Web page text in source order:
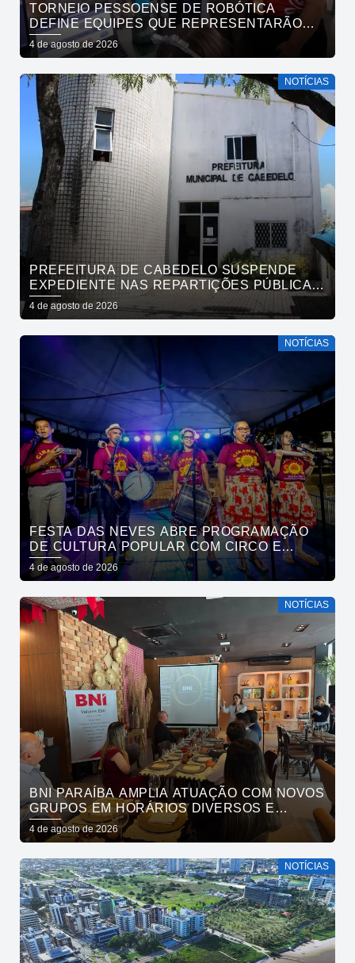
TORNEIO PESSOENSE DE ROBÓTICA
DEFINE EQUIPES QUE REPRESENTARÃO
JOÃO PESSOA EM COMPETIÇÕES NACIONAL
E REGIONAL
4 de agosto de 2026
NOTÍCIAS
PREFEITURA DE CABEDELO SUSPENDE
EXPEDIENTE NAS REPARTIÇÕES PÚBLICAS
MUNICIPAIS NESTA QUARTA-FEIRA (5)
4 de agosto de 2026
NOTÍCIAS
FESTA DAS NEVES ABRE PROGRAMAÇÃO
DE CULTURA POPULAR COM CIRCO E
CIRANDA NO PARQUE SOLON DE LUCENA
4 de agosto de 2026
NOTÍCIAS
BNI PARAÍBA AMPLIA ATUAÇÃO COM NOVOS
GRUPOS EM HORÁRIOS DIVERSOS E
FORTALECE O ACESSO AO NETWORKING
4 de agosto de 2026
NOTÍCIAS